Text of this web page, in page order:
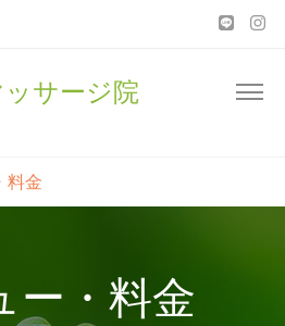
サージ院
料金
ー・料金